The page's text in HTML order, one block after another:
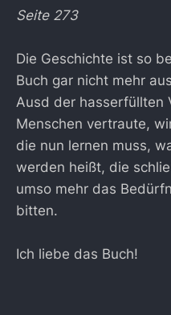
Seite 273
Die Geschichte ist so
Buch gar nicht mehr
Ausd der hasserfüllten
Menschen vertraute,
die nun lernen muss,
werden heißt, die
umso mehr das
bitten.
Ich liebe das Buch!